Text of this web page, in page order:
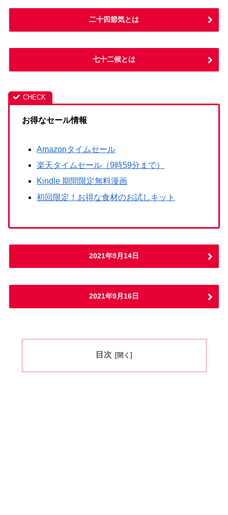
二十四節気とは
七十二候とは
お得なセール情報
Amazonタイムセール
楽天タイムセール（9時59分まで）
Kindle 期間限定無料漫画
初回限定！お得な食材のお試しキット
2021年9月14日
2021年9月16日
目次